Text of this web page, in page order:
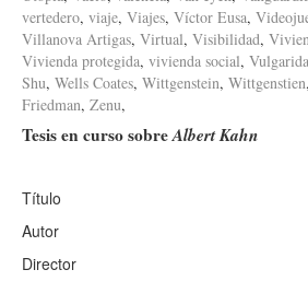
vertedero, viaje, Viajes, Víctor Eusa,
Villanova Artigas, Virtual, Visibilidad,
Vivienda protegida, vivienda social,
Shu, Wells Coates, Wittgenstein, Wittgenstien,
Friedman, Zenu,
Tesis en curso sobreAlbert Kahn
Título
Autor
Director